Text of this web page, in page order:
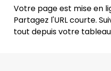
Votre page est mise en
Partagez l'URL courte.
tout depuis votre